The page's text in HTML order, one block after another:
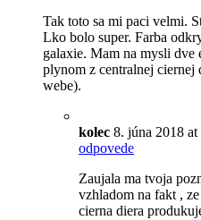
Tak toto sa mi paci velmi.
Lko bolo super. Farba
galaxie. Mam na mysli dve
plynom z centralnej ciernej
webe).
kolec 8. júna 2018 at
odpovede
Zaujala ma tvoja
vzhladom na fakt ,
cierna diera